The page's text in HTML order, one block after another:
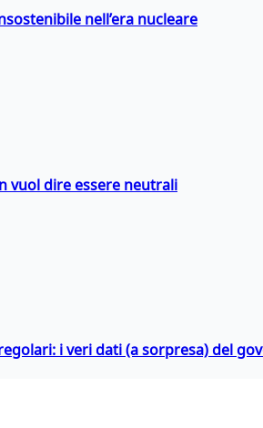
nell’era nucleare
vuol dire essere neutrali
i veri dati (a sorpresa) del